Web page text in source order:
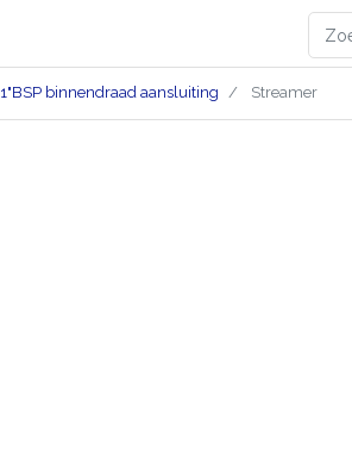
1"BSP binnendraad aansluiting Streamer